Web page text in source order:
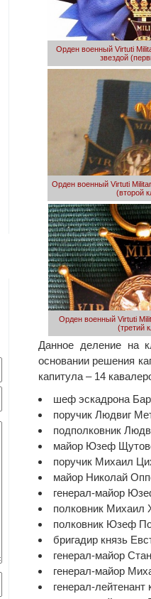
Орден военный Virtuti
звездой
Орден военный Virtuti
(второй
Орден военный Virtuti
(третий
Данное деление на
основании решения
капитула – 14
шеф эскадрона
поручик Людвиг
подполковник
майор Юзеф
поручик Михаил
майор Николай
генерал-майор
полковник Михаил
полковник Юзеф
бригадир князь
генерал-майор
генерал-майор
генерал-